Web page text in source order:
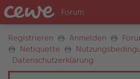
Registrieren Anmelden
Netiquette
Datenschutzerklärung